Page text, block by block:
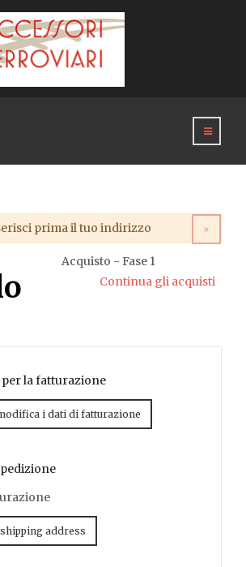
×
prima il tuo indirizzo
Acquisto - Fase 1
Continua gli acquisti
la fatturazione
i dati di fatturazione
address